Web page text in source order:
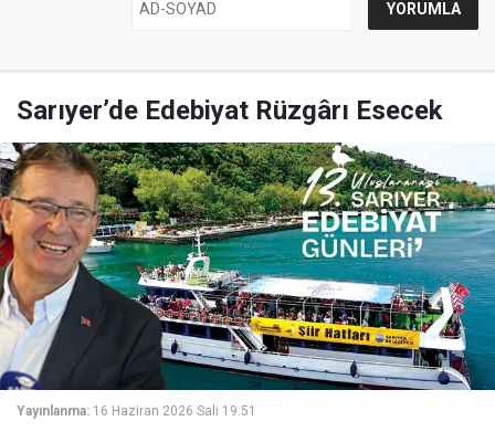
Sarıyer’de Edebiyat Rüzgârı Esecek
Yayınlanma: 16 Haziran 2026 Salı 19:51